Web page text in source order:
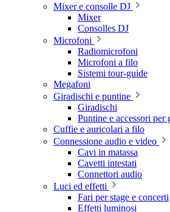
Mixer e consolle DJ
Mixer
Consolles DJ
Microfoni
Radiomicrofoni
Microfoni a filo
Sistemi tour-guide
Megafoni
Giradischi e puntine
Giradischi
Puntine e accessori per
Cuffie e auricolari a filo
Connessione audio e video
Cavi in matassa
Cavetti intestati
Connettori audio
Luci ed effetti
Fari per stage e concerti
Effetti luminosi